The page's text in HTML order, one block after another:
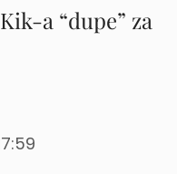
a “dupe” za